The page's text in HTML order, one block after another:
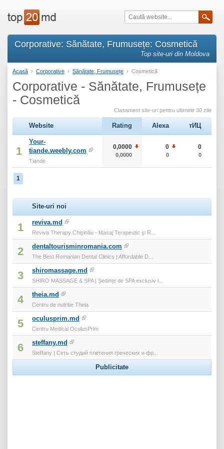
Corporative: Sănătate, Frumusețe: Cosmetică
Top site-uri din Moldova
Acasă › Corporative › Sănătate, Frumusețe › Cosmetică
Corporative - Sănătate, Frumusețe
- Cosmetică
Clasament site-uri pentru ultimele 30 zile
Website Rating Alexa тИЦ
1
Your-
tiande.weebly.com
Tiande
0,0000
0,0000
0
0
0
0
1
Site-uri noi
1 reviva.md
Reviva Therapy Chișinău - Masaj Terapeutic și R...
2 dentaltourisminromania.com
The Best Romanian Dental Clinics | Affordable D...
3 shiromassage.md
SHIRO MASSAGE & SPA | Ședințe de SPA exclusiv l...
4 theia.md
Centru de nutritie Theia
5 oculusprim.md
Centru Medical OculusPrim
6 steffany.md
Steffany | Сеть студий плетения греческих и фр...
Publicitate